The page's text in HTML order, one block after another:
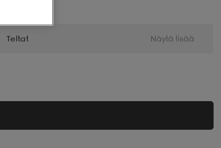
Teltat Näytä lisää